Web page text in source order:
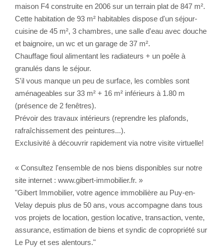
Nous Rejoindre
CONTACT
maison F4 construite en 2006 sur un terrain plat de 847 m².
Cette habitation de 93 m² habitables dispose d'un séjour-
cuisine de 45 m², 3 chambres, une salle d'eau avec douche
et baignoire, un wc et un garage de 37 m².
Chauffage fioul alimentant les radiateurs + un poêle à
granulés dans le séjour.
S'il vous manque un peu de surface, les combles sont
aménageables sur 33 m² + 16 m² inférieurs à 1.80 m
(présence de 2 fenêtres).
Prévoir des travaux intérieurs (reprendre les plafonds,
rafraîchissement des peintures...).
Exclusivité à découvrir rapidement via notre visite virtuelle!
« Consultez l'ensemble de nos biens disponibles sur notre
site internet : www.gibert-immobilier.fr. »
"Gibert Immobilier, votre agence immobilière au Puy-en-
Velay depuis plus de 50 ans, vous accompagne dans tous
vos projets de location, gestion locative, transaction, vente,
assurance, estimation de biens et syndic de copropriété sur
Le Puy et ses alentours."